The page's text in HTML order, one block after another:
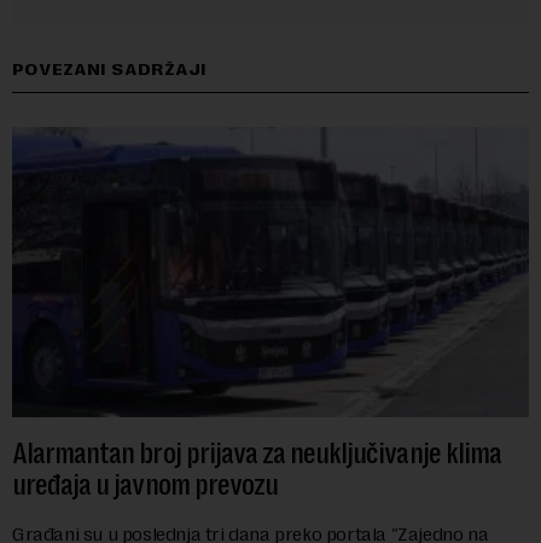
POVEZANI SADRŽAJI
Alarmantan broj prijava za neuključivanje klima
uređaja u javnom prevozu
Građani su u poslednja tri dana preko portala "Zajedno na